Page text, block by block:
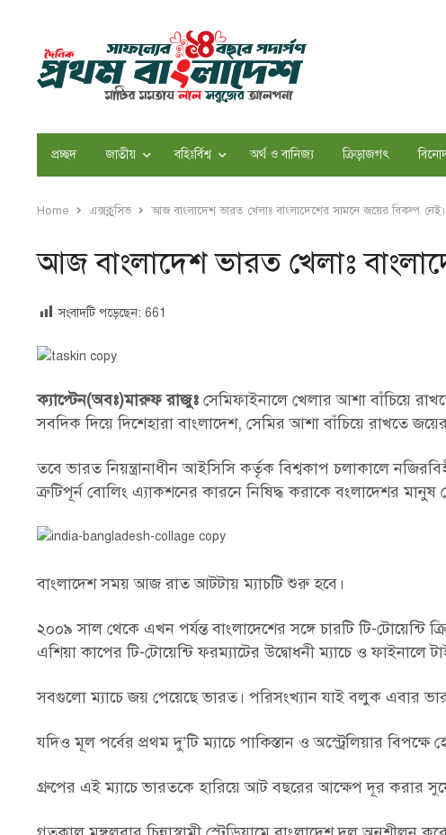
প্রচ্ছদ জাতীয় বহিঃর্বিশ্ব অর্থ ও বানিজ্য ক্রিড়াজগৎ
Home এক্সক্লুসিভ আজ বাংলাদেশ ভারত খেলাঃ বাংলাদেশের সামনে জয়ের বিকল্প নেই।
আজ বাংলাদেশ ভারত খেলাঃ
সংবাদটি পড়েছেন: 661
ক্যাপ্টেন(অবঃ)মারুফ রাজুঃ সেমিফাইনালে খেলার আশা বাঁচিয়ে
সবদিক দিয়ে দিশেহারা বাংলাদেশ, সেমির আশা বাঁচিয়ে রাখতে
তবে ভারত নিয়ন্ত্রানাধীন আইসিসি কর্তৃক বিশ্বকাপ চলাকালে
ত্রুটিপূর্ন বোলিং এ্যাকশনের কারনে নিষিদ্ধ করাকে বংলাদেশর
বাংলাদেশ সময় আজ রাত আটটায় ম্যাচটি শুরু হবে।
২০০৯ সাল থেকে এখন পর্যন্ত বাংলাদেশের সঙ্গে চারটি টি-টোয়েন্টি
এশিয়া কাপের টি-টোয়েন্টি ফরম্যাটের উদ্বোধনী ম্যাচে ও ফাইনালে
সবগুলো ম্যাচে জয় পেয়েছে ভারত। পরিসংখ্যান যাই বলুক এবার
যদিও মূল পর্বের প্রথম দু’টি ম্যাচে পাকিস্তান ও অস্ট্রেলিয়ার বিপক্ষে
গ্রুপের এই ম্যাচে ভারতকে হারিয়ে আট বছরের আক্ষেপ দূর করার